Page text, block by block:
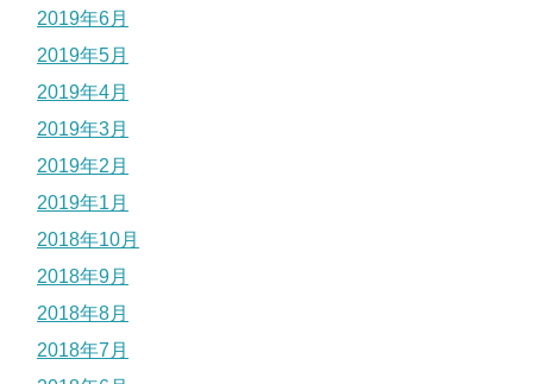
2019年6月
2019年5月
2019年4月
2019年3月
2019年2月
2019年1月
2018年10月
2018年9月
2018年8月
2018年7月